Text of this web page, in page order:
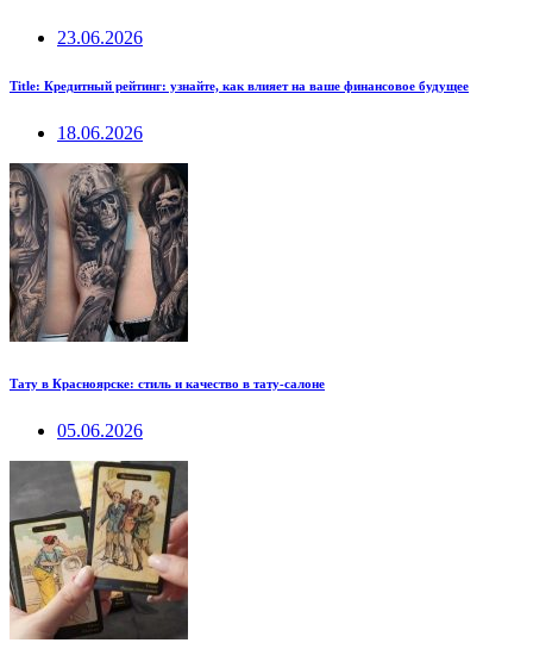
23.06.2026
Title: Кредитный рейтинг: узнайте, как влияет на ваше финансовое будущее
18.06.2026
Тату в Красноярске: стиль и качество в тату-салоне
05.06.2026